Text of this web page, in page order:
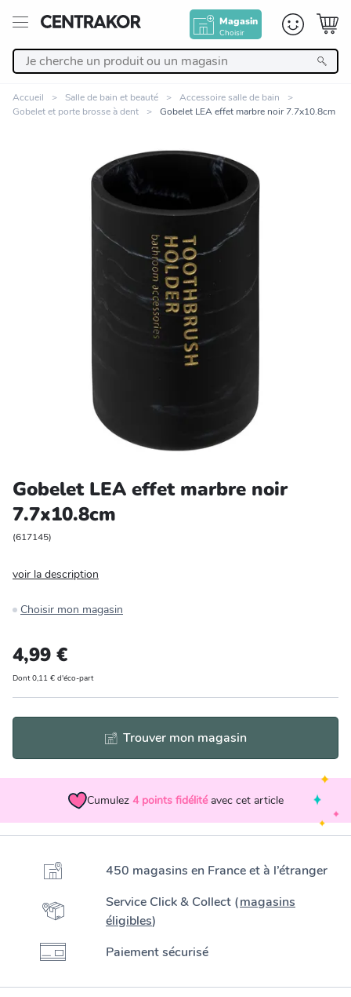
Magasin
Choisir
Décoration
Linge de maison
Cuisine et art de la table
Salle de bain et beauté
Entretien et rangement
Bricolage et auto
Jardin et plein air
Accueil Salle de bain et beauté
Accessoire salle de bain
Gobelet et porte brosse à dent
Gobelet LEA effet marbre noir 7.7x10.8cm
Gobelet LEA effet marbre noir
7.7x10.8cm
(617145)
voir la description
Choisir mon magasin
4,99 €
Dont 0,11 € d'éco-part
Trouver mon magasin
Cumulez 4 points fidélité avec cet article
450 magasins en France et à l’étranger
Service Click & Collect (magasins
éligibles)
Paiement sécurisé